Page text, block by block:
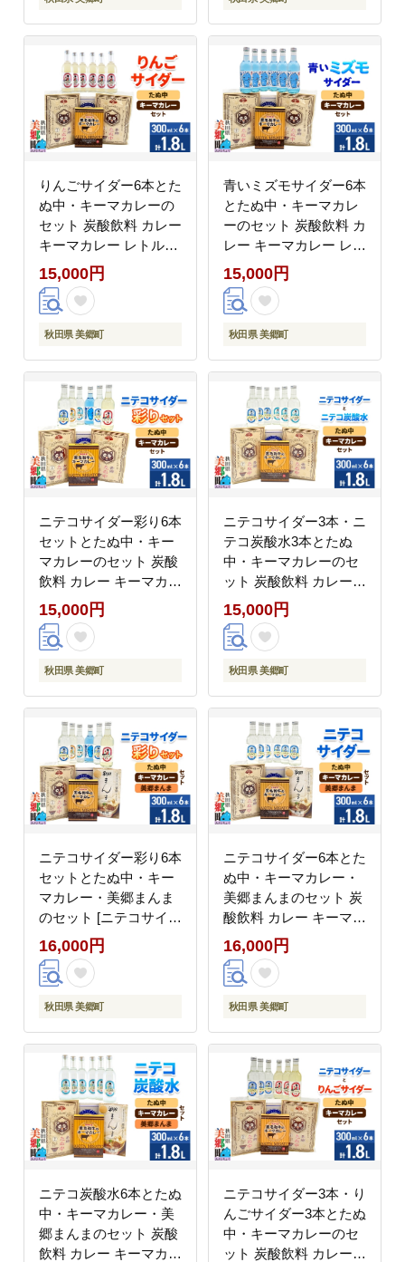
トルト 中華麺 ラーメン
セット 秋田県 美郷町]
麺 ラーメン セット 秋
田県 美郷町]
りんごサイダー6本とた
ぬ中・キーマカレーの
セット 炭酸飲料 カレー
キーマカレー レトルト
中華麺 [ニテコサイダー
りんごサイダー リンゴ
林檎 ご当地 サイダー
キーマカレー レトルト
中華麺 ラーメン セット
秋田県 美郷町]
15,000円
秋田県 美郷町
青いミズモサイダー6本
とたぬ中・キーマカレ
ーのセット 炭酸飲料 カ
レー キーマカレー レト
ルト 中華麺 [ニテコサ
イダー 青いミズモサイ
ダー ご当地 サイダー
キーマカレー レトルト
中華麺 ラーメン セット
秋田県 美郷町]
15,000円
秋田県 美郷町
ニテコサイダー彩り6本
セットとたぬ中・キー
マカレーのセット 炭酸
飲料 カレー キーマカレ
ー レトルト 中華麺 [ニ
テコサイダー ご当地 サ
イダー 炭酸飲料 炭酸水
トルト 中華麺 ラーメン
セット 秋田県 美郷町]
15,000円
秋田県 美郷町
ニテコサイダー3本・ニ
テコ炭酸水3本とたぬ
中・キーマカレーのセ
ット 炭酸飲料 カレー
キーマカレー レトルト
中華麺 [ニテコサイダー
ご当地 サイダー 炭酸飲
マカレー レトルト 中華
麺 ラーメン セット 秋
田県 美郷町]
15,000円
秋田県 美郷町
ニテコサイダー彩り6本
セットとたぬ中・キー
マカレー・美郷まんま
のセット [ニテコサイダ
ー ご当地 サイダー 炭
酸飲料 炭酸水 カレー
キーマカレー レトルト
はん セット 秋田県 美
郷町]
16,000円
秋田県 美郷町
ニテコサイダー6本とた
ぬ中・キーマカレー・
美郷まんまのセット 炭
酸飲料 カレー キーマカ
レー レトルト 中華麺
まぜごはん [ニテコサイ
ダー ご当地 サイダー
キーマカレー レトルト
中華麺 ラーメン まぜご
はん セット 秋田県 美
郷町]
16,000円
秋田県 美郷町
ニテコ炭酸水6本とたぬ
中・キーマカレー・美
郷まんまのセット 炭酸
飲料 カレー キーマカレ
ニテコサイダー3本・り
んごサイダー3本とたぬ
中・キーマカレーのセ
ット 炭酸飲料 カレー